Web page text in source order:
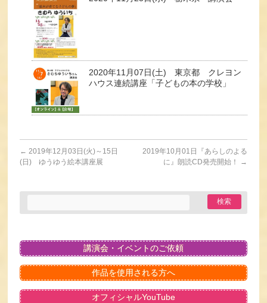
2020年11月07日(土) 東京都 クレヨン
ハウス連続講座「子どもの本の学校」
← 2019年12月03日(火)～15日
(日) ゆうゆう絵本講座展
2019年10月01日『あらしのよる
に』朗読CD発売開始！
→
講演会・イベントのご依頼
作品を使用される方へ
オフィシャルYouTube